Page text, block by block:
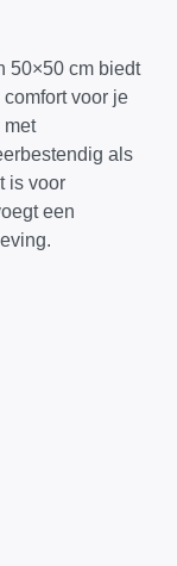
50×50 cm biedt
voor je
met
als
is voor
een